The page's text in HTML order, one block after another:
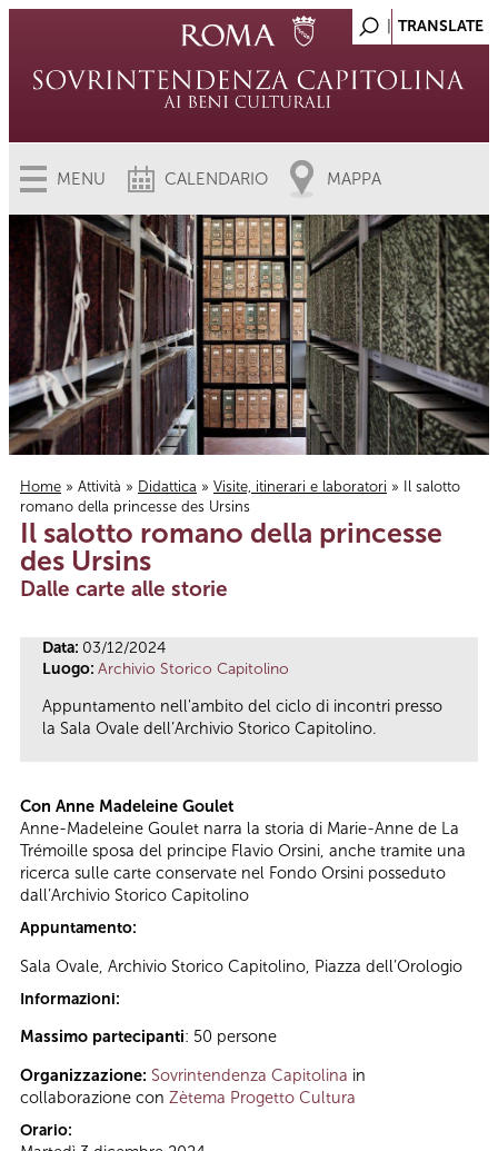
MENU CALENDARIO MAPPA
Tu sei qui
Home » Attività » Didattica » Visite, itinerari e laboratori » Il salotto
romano della princesse des Ursins
Il salotto romano della princesse
des Ursins
Dalle carte alle storie
Data: 03/12/2024
Luogo: Archivio Storico Capitolino
Appuntamento nell'ambito del ciclo di incontri presso
la Sala Ovale dell’Archivio Storico Capitolino.
Con Anne Madeleine Goulet
Anne-Madeleine Goulet narra la storia di Marie-Anne de La
Trémoille sposa del principe Flavio Orsini, anche tramite una
ricerca sulle carte conservate nel Fondo Orsini posseduto
dall’Archivio Storico Capitolino
Appuntamento:
Sala Ovale, Archivio Storico Capitolino, Piazza dell’Orologio
Informazioni:
Massimo partecipanti: 50 persone
Organizzazione: Sovrintendenza Capitolina in
collaborazione con Zètema Progetto Cultura
Orario: